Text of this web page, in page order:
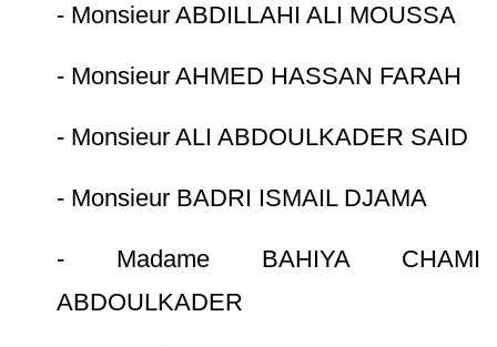
- Monsieur ABDILLAHI ALI MOUSSA
- Monsieur AHMED HASSAN FARAH
- Monsieur ALI ABDOULKADER SAID
- Monsieur BADRI ISMAIL DJAMA
- Madame BAHIYA CHAMI
ABDOULKADER